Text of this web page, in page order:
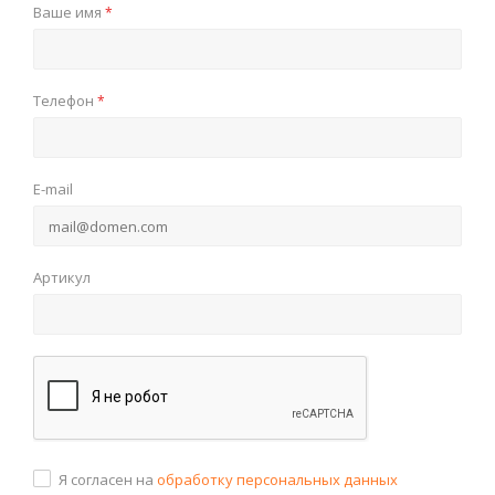
Ваше имя *
Телефон *
E-mail
Артикул
Я согласен на обработку персональных данных